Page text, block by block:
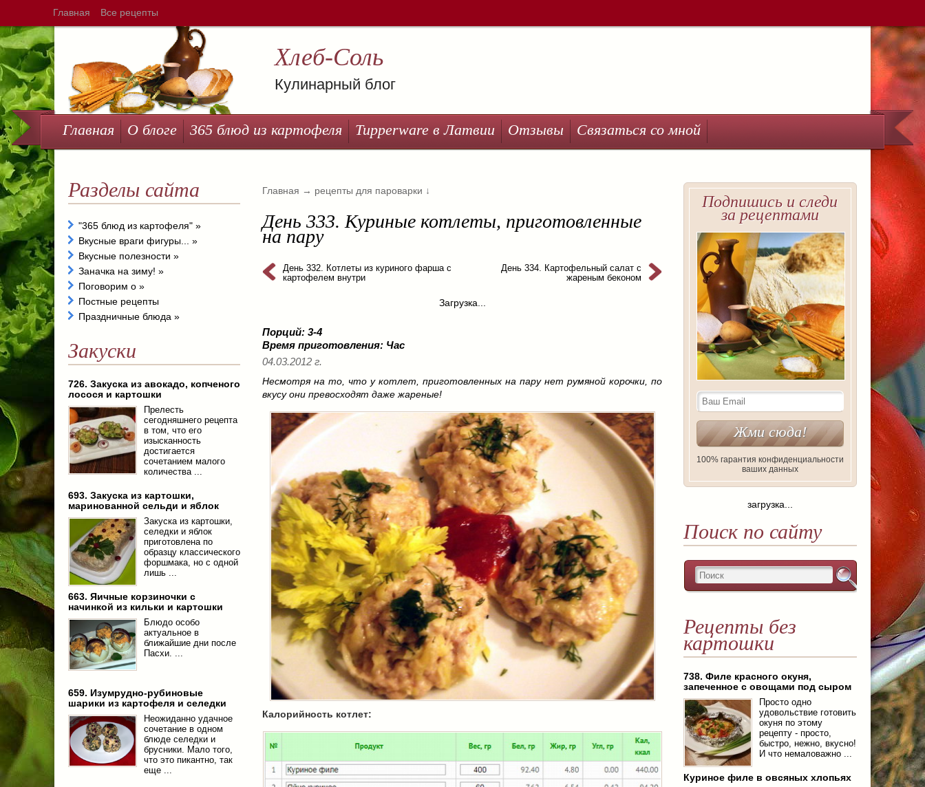
Главная Все рецепты
Хлеб-Соль
Кулинарный блог
Главная О блоге 365 блюд из картофеля Tupperware в Латвии Отзывы Связаться со мной
Главная → рецепты для пароварки ↓
День 333. Куриные котлеты, приготовленные
на пару
День 332. Котлеты из куриного фарша с
картофелем внутри
День 334. Картофельный салат с
жареным беконом
Загрузка...
Порций: 3-4
Время приготовления: Час
04.03.2012 г.
Несмотря на то, что у котлет, приготовленных на пару нет румяной корочки, по
вкусу они превосходят даже жареные!
Калорийность котлет:
Разделы сайта
"365 блюд из картофеля" »
Вкусные враги фигуры... »
Вкусные полезности »
Заначка на зиму! »
Поговорим о »
Постные рецепты
Праздничные блюда »
Закуски
726. Закуска из авокадо, копченого
лосося и картошки
Прелесть
сегодняшнего рецепта
в том, что его
изысканность
достигается
сочетанием малого
количества ...
693. Закуска из картошки,
маринованной сельди и яблок
Закуска из картошки,
селедки и яблок
приготовлена по
образцу классического
форшмака, но с одной
лишь ...
663. Яичные корзиночки с
начинкой из кильки и картошки
Блюдо особо
актуальное в
ближайшие дни после
Пасхи. ...
659. Изумрудно-рубиновые
шарики из картофеля и селедки
Неожиданно удачное
сочетание в одном
блюде селедки и
брусники. Мало того,
что это пикантно, так
еще ...
Подпишись и следи
за рецептами
100% гарантия конфиденциальности
ваших данных
загрузка...
Поиск по сайту
Рецепты без
картошки
738. Филе красного окуня,
запеченное с овощами под сыром
Просто одно
удовольствие готовить
окуня по этому
рецепту - просто,
быстро, нежно, вкусно!
И что немаловажно ...
Куриное филе в овсяных хлопьях